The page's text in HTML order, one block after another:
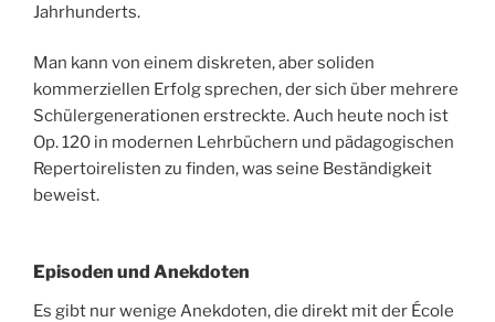
Jahrhunderts.
Man kann von einem diskreten, aber soliden
kommerziellen Erfolg sprechen, der sich über mehrere
Schülergenerationen erstreckte. Auch heute noch ist
Op. 120 in modernen Lehrbüchern und pädagogischen
Repertoirelisten zu finden, was seine Beständigkeit
beweist.
Episoden und Anekdoten
Es gibt nur wenige Anekdoten, die direkt mit der École